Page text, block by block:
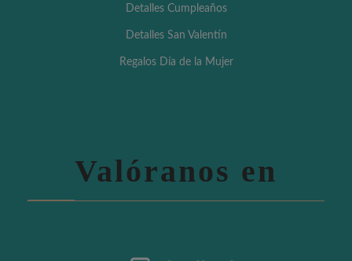
Detalles Cumpleaños
Detalles San Valentín
Regalos Día de la Mujer
Valóranos en